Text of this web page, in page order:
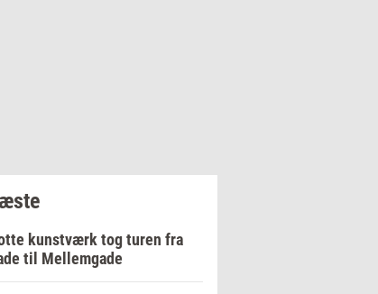
kunstværk tog turen fra
til Mellemgade